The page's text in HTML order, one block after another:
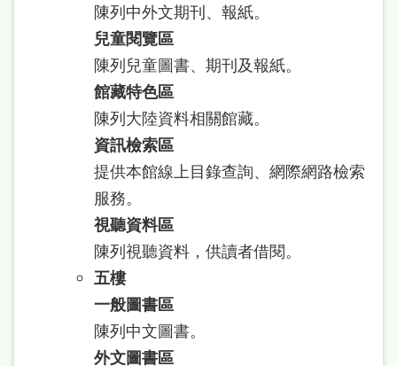
陳列中外文期刊、報紙。
兒童閱覽區
陳列兒童圖書、期刊及報紙。
館藏特色區
陳列大陸資料相關館藏。
資訊檢索區
提供本館線上目錄查詢、網際網路檢索
服務。
視聽資料區
陳列視聽資料，供讀者借閱。
五樓
一般圖書區
陳列中文圖書。
外文圖書區